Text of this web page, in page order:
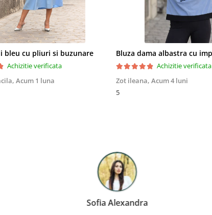
bleu cu pliuri si buzunare
Achizitie verificata
Acum 1 luna
Achizitie verificata
Zot ileana, Acum 4 luni
5
Sofia Alexandra